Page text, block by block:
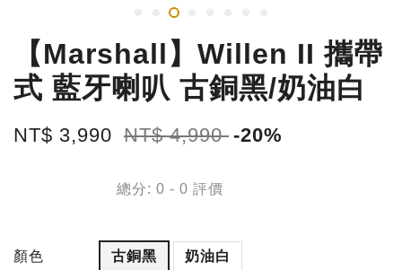
【Marshall】Willen II 攜帶
式 藍牙喇叭 古銅黑/奶油白
NT$ 3,990 NT$ 4,990 -20%
總分: 0 - 0 評價
顏色 古銅黑 奶油白